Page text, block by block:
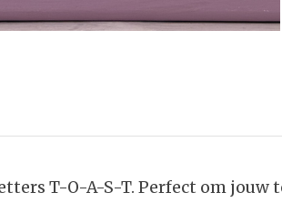
T-O-A-S-T. Perfect om